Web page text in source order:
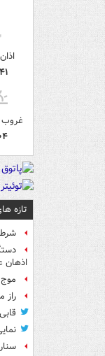
تازه
اذهان
موج
راز مرگ مرد